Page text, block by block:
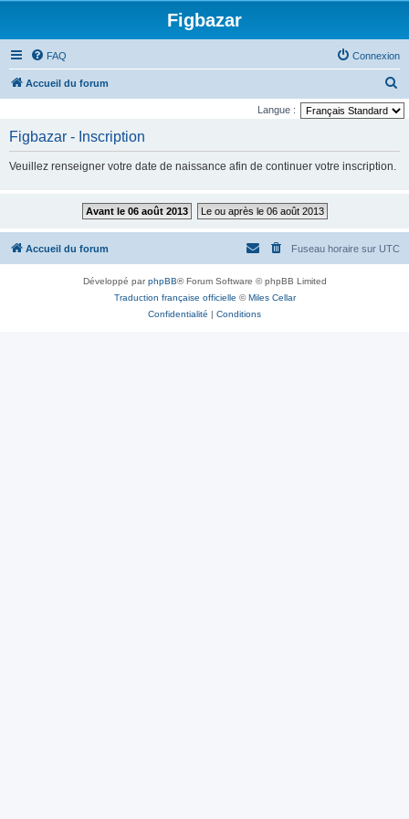
Figbazar
FAQ Connexion
Accueil du forum
e
h
Langue :
Figbazar - Inscription
Veuillez renseigner votre date de naissance afin de continuer votre inscription.
Avant le 06 août 2013 Le ou après le 06 août 2013
Accueil du forum Fuseau horaire sur UTC
Développé parphpBB® Forum Software © phpBB Limited
Traduction française officielle ©Miles Cellar
Confidentialité | Conditions